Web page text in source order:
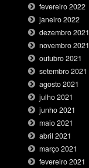
fevereiro 2022
janeiro 2022
dezembro 2021
novembro 2021
outubro 2021
setembro 2021
agosto 2021
julho 2021
junho 2021
maio 2021
abril 2021
março 2021
fevereiro 2021